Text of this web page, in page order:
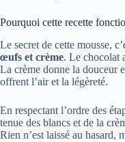
Pourquoi cette recette
Le secret de cette mousse,
œufs et crème. Le chocolat
La crème donne la douceur
offrent l’air et la légèreté.
En respectant l’ordre des
tenue des blancs et de la
Rien n’est laissé au hasard,